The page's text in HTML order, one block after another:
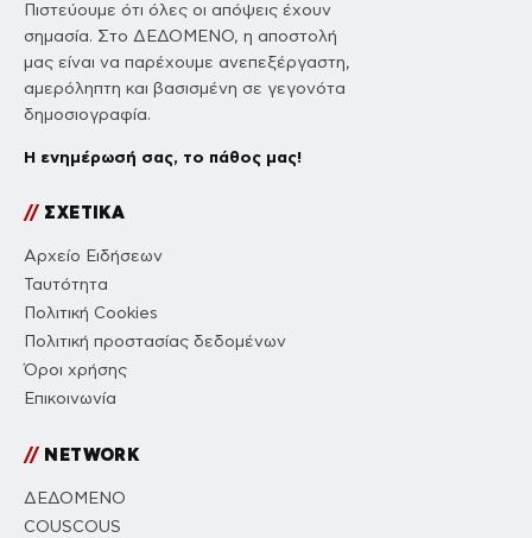
Πιστεύουμε ότι όλες οι απόψεις έχουν
σημασία. Στο ΔΕΔΟΜΕΝΟ, η αποστολή
μας είναι να παρέχουμε ανεπεξέργαστη,
αμερόληπτη και βασισμένη σε γεγονότα
δημοσιογραφία.
Η ενημέρωσή σας, το πάθος μας!
//ΣΧΕΤΙΚΑ
Αρχείο Ειδήσεων
Ταυτότητα
Πολιτική Cookies
Πολιτική προστασίας δεδομένων
Όροι χρήσης
Επικοινωνία
//NETWORK
ΔΕΔΟΜΕΝΟ
COUSCOUS